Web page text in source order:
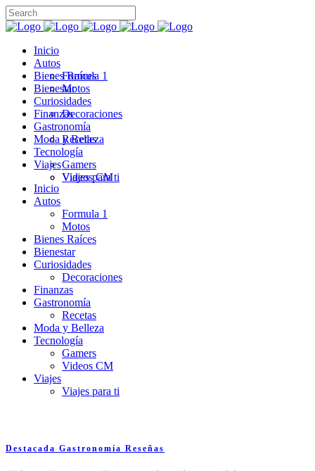
Inicio
Autos
Formula 1
Motos
Bienes Raíces
Bienestar
Curiosidades
Decoraciones
Finanzas
Gastronomía
Recetas
Moda y Belleza
Tecnología
Gamers
Videos CM
Viajes
Viajes para ti
Inicio
Autos
Formula 1
Motos
Bienes Raíces
Bienestar
Curiosidades
Decoraciones
Finanzas
Gastronomía
Recetas
Moda y Belleza
Tecnología
Gamers
Videos CM
Viajes
Viajes para ti
Destacada Gastronomía Reseñas